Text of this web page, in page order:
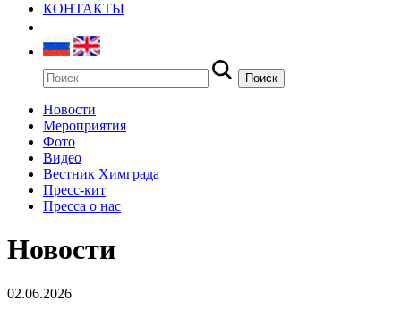
КОНТАКТЫ
Новости
Мероприятия
Фото
Видео
Вестник Химграда
Пресс-кит
Пресса о нас
Новости
02.06.2026